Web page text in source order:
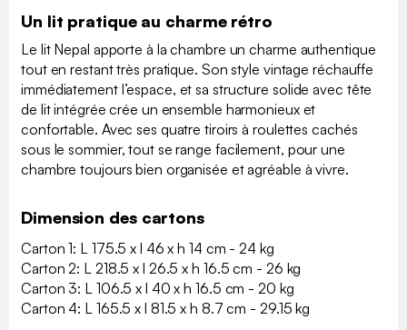
Un lit pratique au charme rétro
Le lit Nepal apporte à la chambre un charme authentique
tout en restant très pratique. Son style vintage réchauffe
immédiatement l’espace, et sa structure solide avec tête
de lit intégrée crée un ensemble harmonieux et
confortable. Avec ses quatre tiroirs à roulettes cachés
sous le sommier, tout se range facilement, pour une
chambre toujours bien organisée et agréable à vivre.
Dimension des cartons
Carton 1: L 175.5 x l 46 x h 14 cm - 24 kg
Carton 2: L 218.5 x l 26.5 x h 16.5 cm - 26 kg
Carton 3: L 106.5 x l 40 x h 16.5 cm - 20 kg
Carton 4: L 165.5 x l 81.5 x h 8.7 cm - 29.15 kg